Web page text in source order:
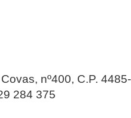
nº400, C.P.
284 375